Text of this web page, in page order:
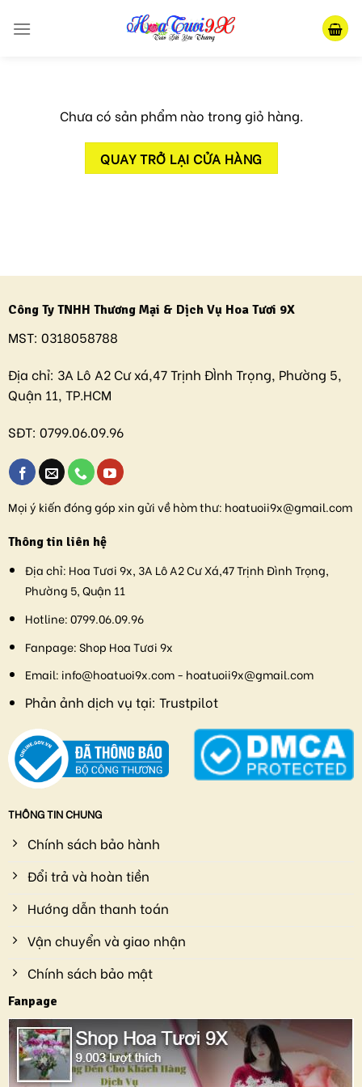
Chưa có sản phẩm nào trong giỏ hàng.
QUAY TRỞ LẠI CỬA HÀNG
Công Ty TNHH Thương Mại & Dịch Vụ Hoa Tươi 9X
MST: 0318058788
Địa chỉ: 3A Lô A2 Cư xá,47 Trịnh ĐÌnh Trọng, Phường 5,
Quận 11, TP.HCM
SĐT: 0799.06.09.96
Mọi ý kiến đóng góp xin gửi về hòm thư: hoatuoii9x@gmail.com
Thông tin liên hệ
Địa chỉ: Hoa Tươi 9x, 3A Lô A2 Cư Xá,47 Trịnh Đình Trọng,
Phường 5, Quận 11
Hotline:0799.06.09.96
Fanpage:Shop Hoa Tươi 9x
Email: info@hoatuoi9x.com - hoatuoii9x@gmail.com
Phản ảnh dịch vụ tại: Trustpilot
THÔNG TIN CHUNG
Chính sách bảo hành
Đổi trả và hoàn tiền
Hướng dẫn thanh toán
Vận chuyển và giao nhận
Chính sách bảo mật
Fanpage